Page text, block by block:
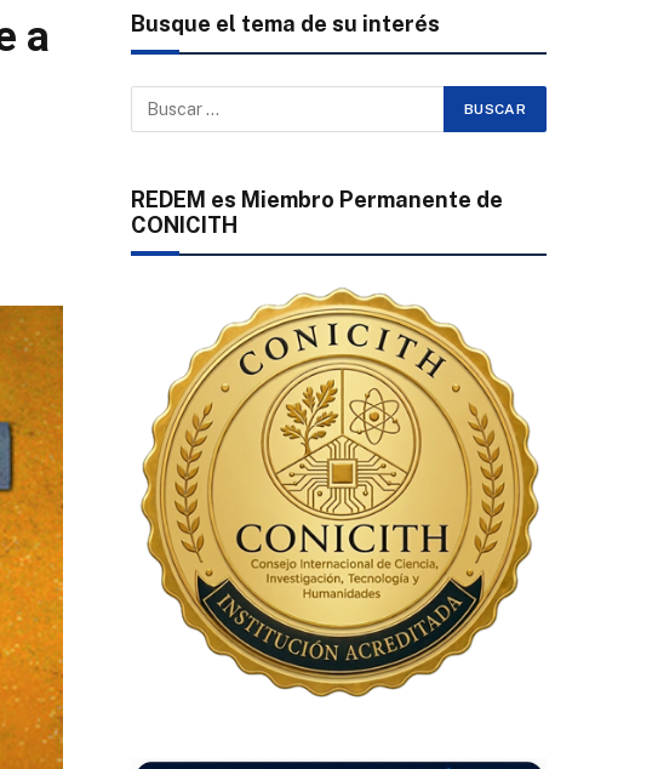
a
Busque el tema de su interés
REDEM es Miembro Permanente de
CONICITH